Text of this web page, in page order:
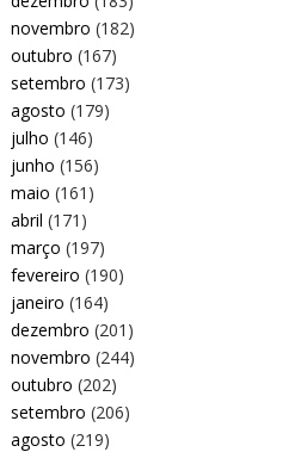
novembro (182)
outubro (167)
setembro (173)
agosto (179)
julho (146)
junho (156)
maio (161)
abril (171)
março (197)
fevereiro (190)
janeiro (164)
dezembro (201)
novembro (244)
outubro (202)
setembro (206)
agosto (219)